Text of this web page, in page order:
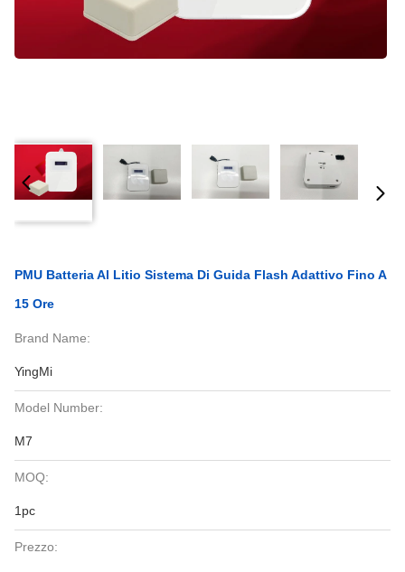
PMU Batteria Al Litio Sistema Di Guida Flash Adattivo Fino A
15 Ore
Brand Name:
YingMi
Model Number:
M7
MOQ:
1pc
Prezzo: